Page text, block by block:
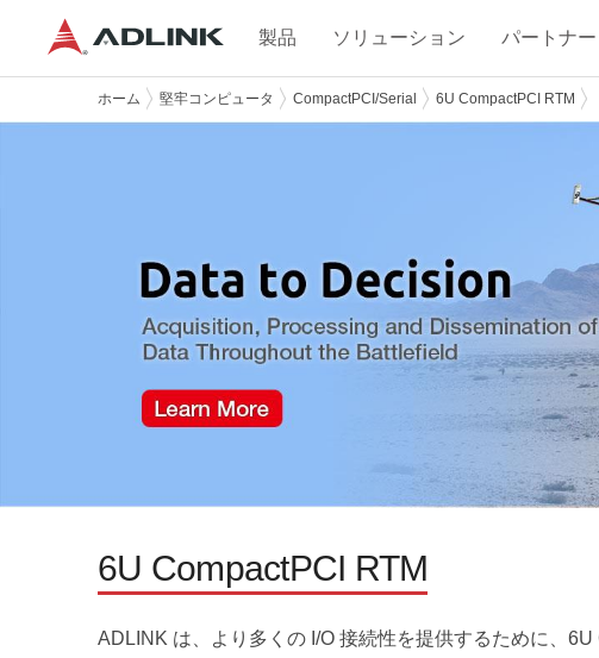
製品 ソリューション パートナー
ホーム 堅牢コンピュータ CompactPCI/Serial 6U CompactPCI RTM
6U CompactPCI RTM
ADLINK は、より多くの I/O 接続性を提供するために、